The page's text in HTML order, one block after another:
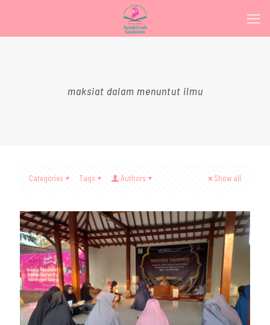
maksiat dalam menuntut ilmu
Categories Tags Authors Show all